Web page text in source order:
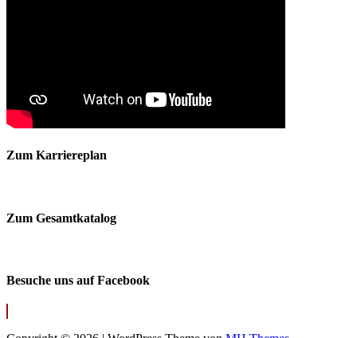
Zum Karriereplan
Zum Gesamtkatalog
Besuche uns auf Facebook